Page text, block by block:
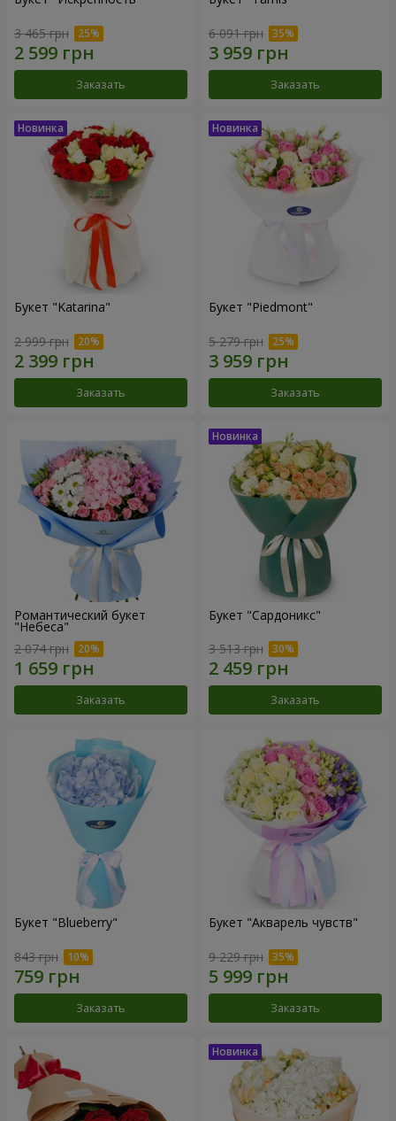
3 465 грн
Заказать
6 091 грн
Заказать
Букет "Katarina"
2 999 грн
Заказать
Букет "Piedmont"
5 279 грн
Заказать
Романтический букет
"Небеса"
2 074 грн
Заказать
Букет "Сардоникс"
3 513 грн
Заказать
Букет "Blueberry"
843 грн
Заказать
Букет "Акварель чувств"
9 229 грн
Заказать